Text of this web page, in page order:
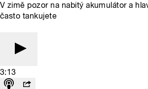
V zimě pozor na nabitý akumulátor a
často tankujete
3:13